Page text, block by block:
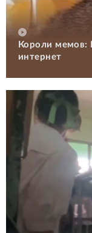
Короли мемов:
интернет